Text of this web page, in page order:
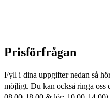
Prisförfrågan
Fyll i dina uppgifter nedan så
möjligt. Du kan också ringa oss